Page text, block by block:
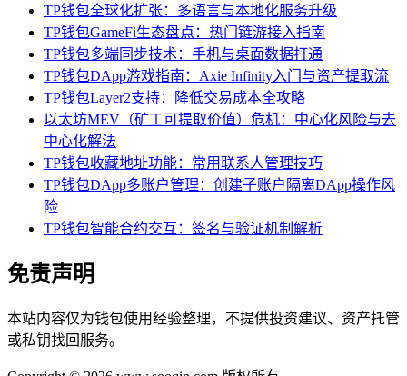
TP钱包全球化扩张：多语言与本地化服务升级
TP钱包GameFi生态盘点：热门链游接入指南
TP钱包多端同步技术：手机与桌面数据打通
TP钱包DApp游戏指南：Axie Infinity入门与资产提取流
TP钱包Layer2支持：降低交易成本全攻略
以太坊MEV（矿工可提取价值）危机：中心化风险与去
中心化解法
TP钱包收藏地址功能：常用联系人管理技巧
TP钱包DApp多账户管理：创建子账户隔离DApp操作风
险
TP钱包智能合约交互：签名与验证机制解析
免责声明
本站内容仅为钱包使用经验整理，不提供投资建议、资产托管
或私钥找回服务。